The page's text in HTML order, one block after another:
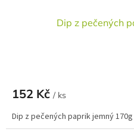
Dip z pečených
152 Kč / ks
Dip z pečených paprik jemný 170g